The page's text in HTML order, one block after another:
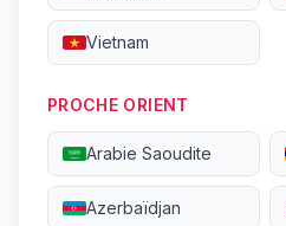
Vietnam
PROCHE ORIENT
Arabie Saoudite
Azerbaïdjan